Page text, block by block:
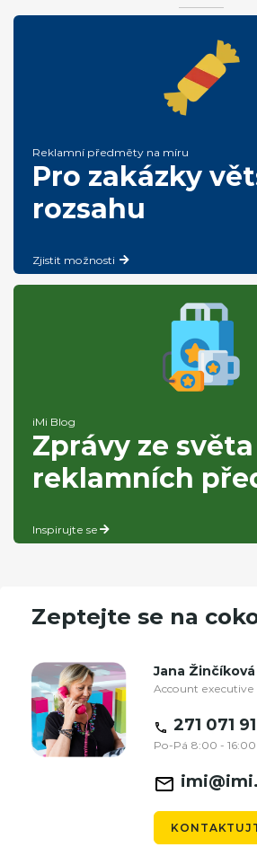
Reklamní předměty na míru
Pro zakázky
rozsahu
Zjistit možnosti
iMi Blog
Zprávy ze světa
reklamních
Inspirujte se
Zeptejte se na
Jana Žinčíková
Account executive
271 071
Po-Pá 8:00 - 16:00